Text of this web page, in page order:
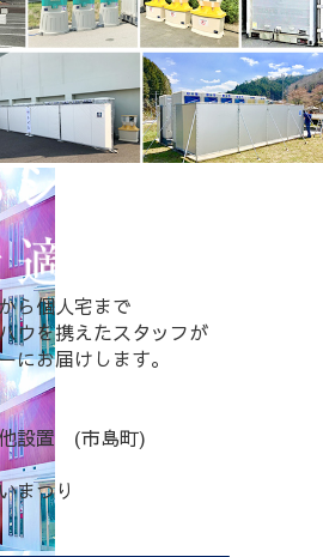
ら個人宅まで
ウを携えたスタッフが
にお届けします。
設置 (市島町)
まつり